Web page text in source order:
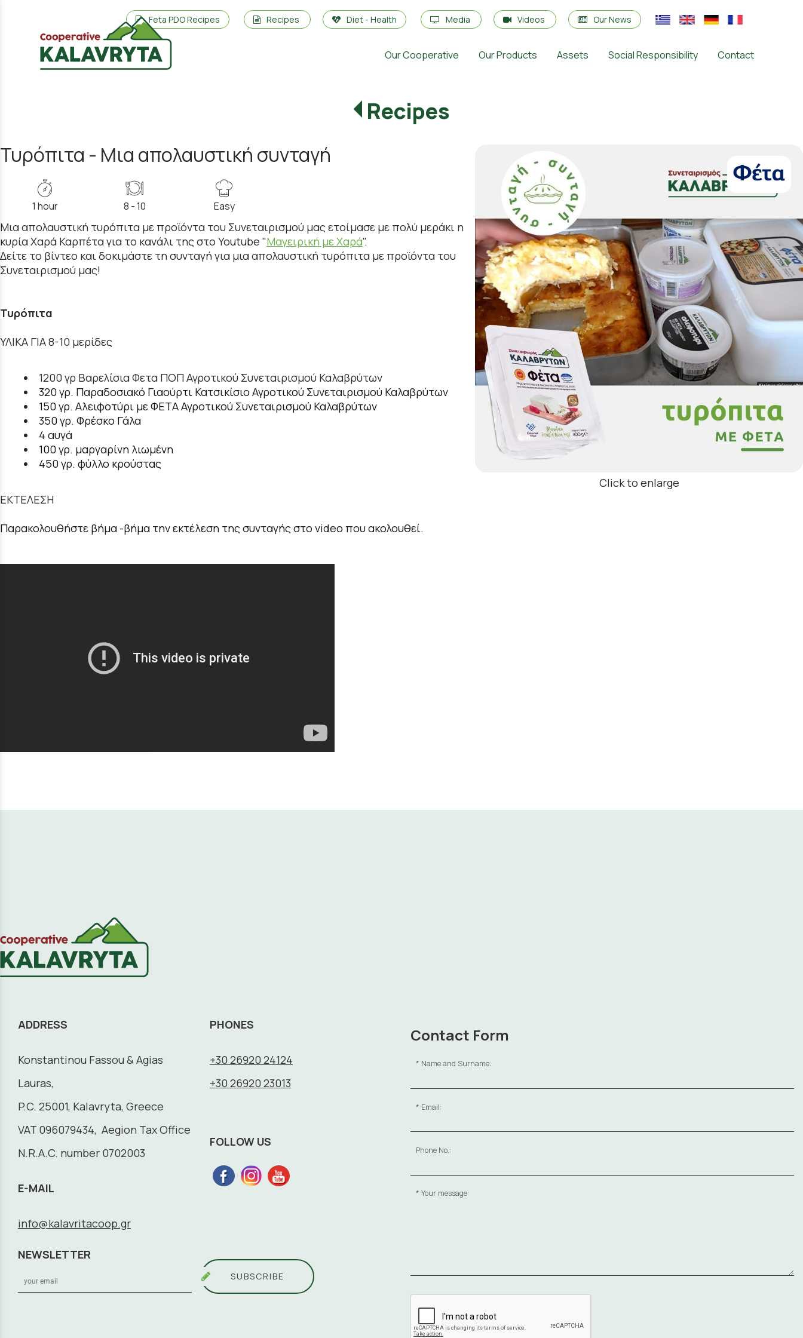
Feta PDO Recipes Recipes Diet - Health Media Videos Our News
Our Cooperative Our Products Assets Social Responsibility Contact
Recipes
Click to enlarge
Τυρόπιτα - Μια απολαυστική συνταγή
1 hour 8 - 10 Easy
Μια απολαυστική τυρόπιτα με προϊόντα του Συνεταιρισμού μας ετοίμασε με πολύ μεράκι η
κυρία Χαρά Καρπέτα για το κανάλι της στο Youtube "Μαγειρική με Χαρά".
Δείτε το βίντεο και δοκιμάστε τη συνταγή για μια απολαυστική τυρόπιτα με προϊόντα του
Συνεταιρισμού μας!
Τυρόπιτα
ΥΛΙΚΑ ΓΙΑ 8-10 μερίδες
1200 γρ Βαρελίσια Φετα ΠΟΠ Αγροτικού Συνεταιρισμού Καλαβρύτων
320 γρ. Παραδοσιακό Γιαούρτι Κατσικίσιο Αγροτικού Συνεταιρισμού Καλαβρύτων
150 γρ. Αλειφοτύρι με ΦΕΤΑ Αγροτικού Συνεταιρισμού Καλαβρύτων
350 γρ. Φρέσκο Γάλα
4 αυγά
100 γρ. μαργαρίνη λιωμένη
450 γρ. φύλλο κρούστας
ΕΚΤΕΛΕΣΗ
Παρακολουθήστε βήμα -βήμα την εκτέλεση της συνταγής στο video που ακολουθεί.
ADDRESS
Konstantinou Fassou & Agias
Lauras,
P.C. 25001, Kalavryta, Greece
VAT 096079434, Aegion Tax Office
N.R.A.C. number 0702003
E-MAIL
info@kalavritacoop.gr
PHONES
+30 26920 24124
+30 26920 23013
FOLLOW US
NEWSLETTER
SUBSCRIBE
Contact Form
Name and Surname:
Email:
Phone No.:
Your message: